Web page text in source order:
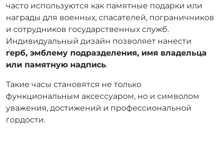
часто используются как памятные подарки или
награды для военных, спасателей, пограничников
и сотрудников государственных служб.
Индивидуальный дизайн позволяет нанести
герб, эмблему подразделения, имя владельца
или памятную надпись.
Такие часы становятся не только
функциональным аксессуаром, но и символом
уважения, достижений и профессиональной
гордости.